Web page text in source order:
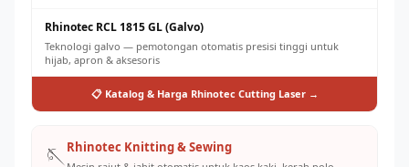
Rhinotec RCL 1815 GL (Galvo)
Teknologi galvo — pemotongan otomatis presisi tinggi untuk
hijab, apron & aksesoris
📋 Katalog & Harga Rhinotec Cutting Laser →
🪡Rhinotec Knitting & Sewing